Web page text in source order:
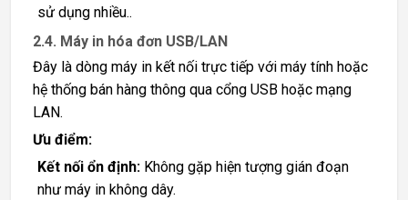
sử dụng nhiều..
2.4. Máy in hóa đơn USB/LAN
Đây là dòng máy in kết nối trực tiếp với máy tính hoặc
hệ thống bán hàng thông qua cổng USB hoặc mạng
LAN.
Ưu điểm:
Kết nối ổn định:Không gặp hiện tượng gián đoạn
như máy in không dây.